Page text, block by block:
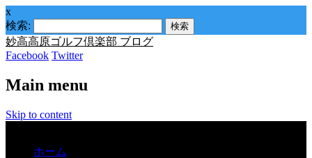
x
検索:
妙高高原ゴルフ倶楽部 ブログ
Facebook Twitter
Main menu
Skip to content
ホーム